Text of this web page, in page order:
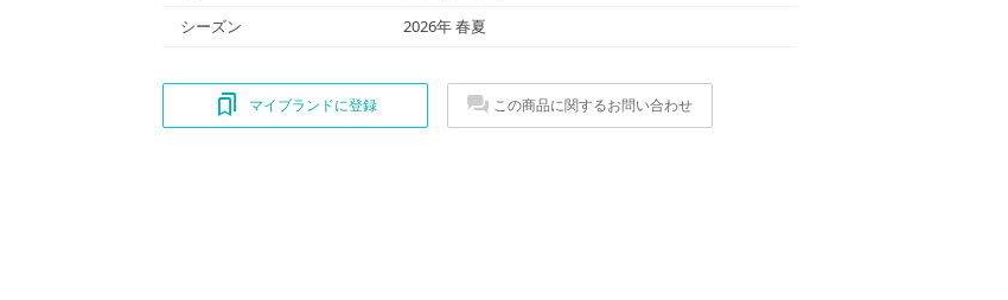
シーズン
2026年 春夏
マイブランドに登録 この商品に関するお問い合わせ